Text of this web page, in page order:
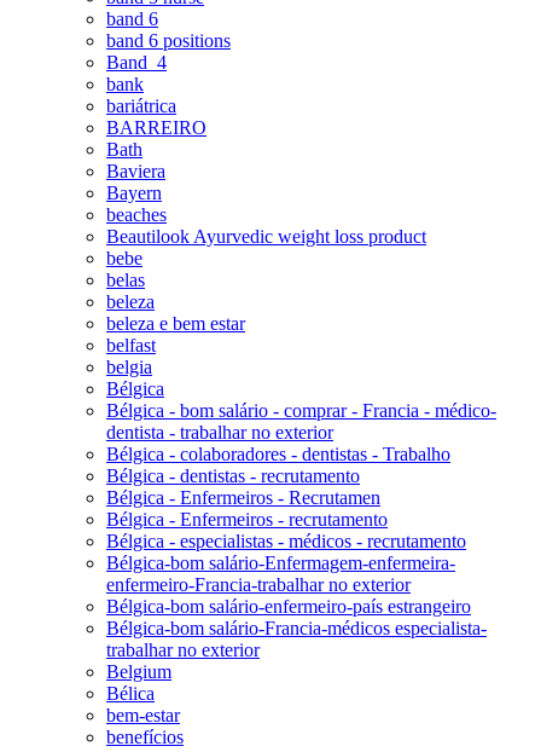
band 6
band 6 positions
Band_4
bank
bariátrica
BARREIRO
Bath
Baviera
Bayern
beaches
Beautilook Ayurvedic weight loss product
bebe
belas
beleza
beleza e bem estar
belfast
belgia
Bélgica
Bélgica - bom salário - comprar - Francia - médico-
dentista - trabalhar no exterior
Bélgica - colaboradores - dentistas - Trabalho
Bélgica - dentistas - recrutamento
Bélgica - Enfermeiros - Recrutamen
Bélgica - Enfermeiros - recrutamento
Bélgica - especialistas - médicos - recrutamento
Bélgica-bom salário-Enfermagem-enfermeira-
enfermeiro-Francia-trabalhar no exterior
Bélgica-bom salário-enfermeiro-país estrangeiro
Bélgica-bom salário-Francia-médicos especialista-
trabalhar no exterior
Belgium
Bélica
bem-estar
benefícios